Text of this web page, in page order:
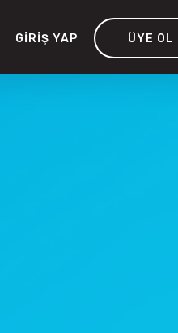
GIRIŞ YAP ÜYE OL